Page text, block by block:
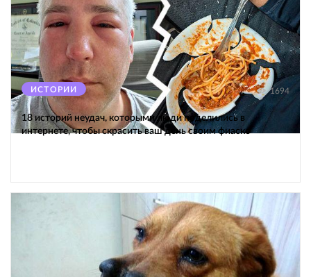
ИСТОРИИ 1694
18 историй неудач, которыми люди поделились в
интернете, чтобы скрасить ваш день своим фиаско